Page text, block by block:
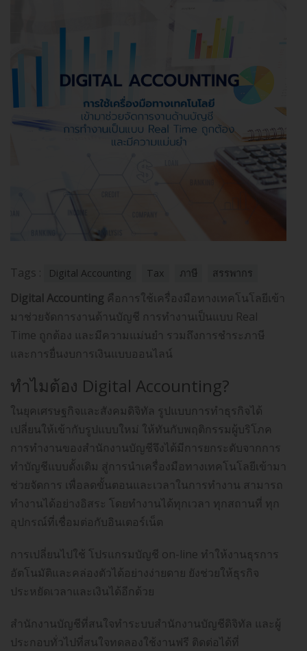
Tags : Digital Accounting Tax ภาษี สรรพากร
Digital Accounting คือการใช้เครื่องมือทางเทคโนโลยีเข้า
มาช่วยจัดการงานด้านบัญชี การทำงานเป็นแบบ Real
Time ถูกต้อง และมีความแม่นยำ รวมถึงการชำระภาษี
และการยื่นงบการเงินแบบออนไลน์
ทำไมต้อง Digital Accounting?
ในยุคเศรษฐกิจและสังคมดิจิทัล รูปแบบการทำธุรกิจได้
เปลี่ยนให้เข้ากับรูปแบบใหม่ ให้ทันกับพฤติกรรมผู้บริโภค
การทำงานของสำนักงานบัญชีจึงได้มีการยกระดับจากการ
ทำบัญชีแบบดั้งเดิม สู่การนำเครื่องมือทางเทคโนโลยีเข้ามา
ช่วยจัดการ เพื่อลดขั้นตอนและเวลาในการทำงาน สามารถ
ทำงานได้อย่างอิสระ โดยทำงานได้ทุกเวลา ทุกสถานที่ ทุก
อุปกรณ์ที่เชื่อมต่อกับอินเตอร์เน็ต
การเปลี่ยนไปใช้ โปรแกรมบัญชี on-line ทำให้งานธุรการ
อัตโนมัติและคล่องตัวได้อย่างง่ายดาย ยังช่วยให้ธุรกิจ
ประหยัดเวลาและเงินได้อีกด้วย
สำนักงานบัญชีที่สนใจทำระบบสำนักงานบัญชีดิจิทัล และผู้
ประกอบทั่วไปที่สนใจทดลองใช้งานฟรี ติดต่อได้ที่